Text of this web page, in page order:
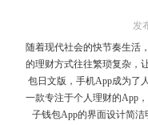
发
随着现代社会的快节奏生活
的理财方式往往繁琐复杂，
包日文版，手机App成为了
一款专注于个人理财的App
子钱包App的界面设计简